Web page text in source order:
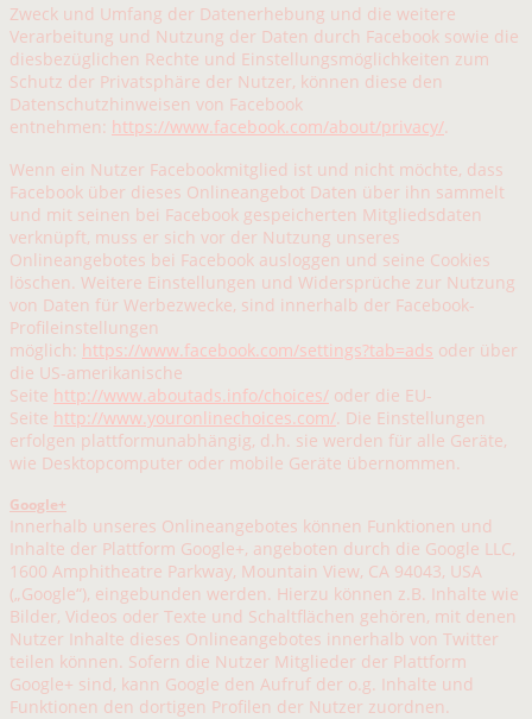
Zweck und Umfang der Datenerhebung und die weitere
Verarbeitung und Nutzung der Daten durch Facebook sowie die
diesbezüglichen Rechte und Einstellungsmöglichkeiten zum
Schutz der Privatsphäre der Nutzer, können diese den
Datenschutzhinweisen von Facebook
entnehmen: https://www.facebook.com/about/privacy/
Wenn ein Nutzer Facebookmitglied ist und nicht möchte, dass
Facebook über dieses Onlineangebot Daten über ihn sammelt
und mit seinen bei Facebook gespeicherten Mitgliedsdaten
verknüpft, muss er sich vor der Nutzung unseres
Onlineangebotes bei Facebook ausloggen und seine Cookies
löschen. Weitere Einstellungen und Widersprüche zur Nutzung
von Daten für Werbezwecke, sind innerhalb der Facebook-
Profileinstellungen
möglich: https://www.facebook.com/settings?tab=ads oder über
die US-amerikanische
Seite http://www.aboutads.info/choices/ oder die EU-
Seite http://www.youronlinechoices.com/ . Die Einstellungen
erfolgen plattformunabhängig, d.h. sie werden für alle Geräte,
wie Desktopcomputer oder mobile Geräte übernommen.
Google+
Innerhalb unseres Onlineangebotes können Funktionen und
Inhalte der Plattform Google+, angeboten durch die Google LLC,
1600 Amphitheatre Parkway, Mountain View, CA 94043, USA
(„Google“), eingebunden werden. Hierzu können z.B. Inhalte wie
Bilder, Videos oder Texte und Schaltflächen gehören, mit denen
Nutzer Inhalte dieses Onlineangebotes innerhalb von Twitter
teilen können. Sofern die Nutzer Mitglieder der Plattform
Google+ sind, kann Google den Aufruf der o.g. Inhalte und
Funktionen den dortigen Profilen der Nutzer zuordnen.